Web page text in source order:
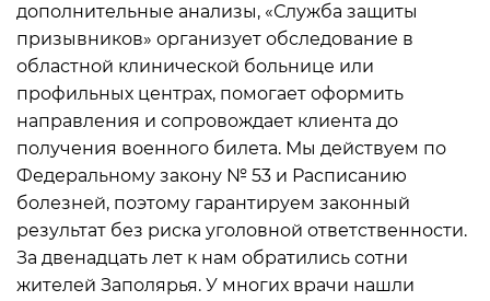
дополнительные анализы, «Служба защиты
призывников» организует обследование в
областной клинической больнице или
профильных центрах, помогает оформить
направления и сопровождает клиента до
получения военного билета. Мы действуем по
Федеральному закону № 53 и Расписанию
болезней, поэтому гарантируем законный
результат без риска уголовной ответственности.
За двенадцать лет к нам обратились сотни
жителей Заполярья. У многих врачи нашли